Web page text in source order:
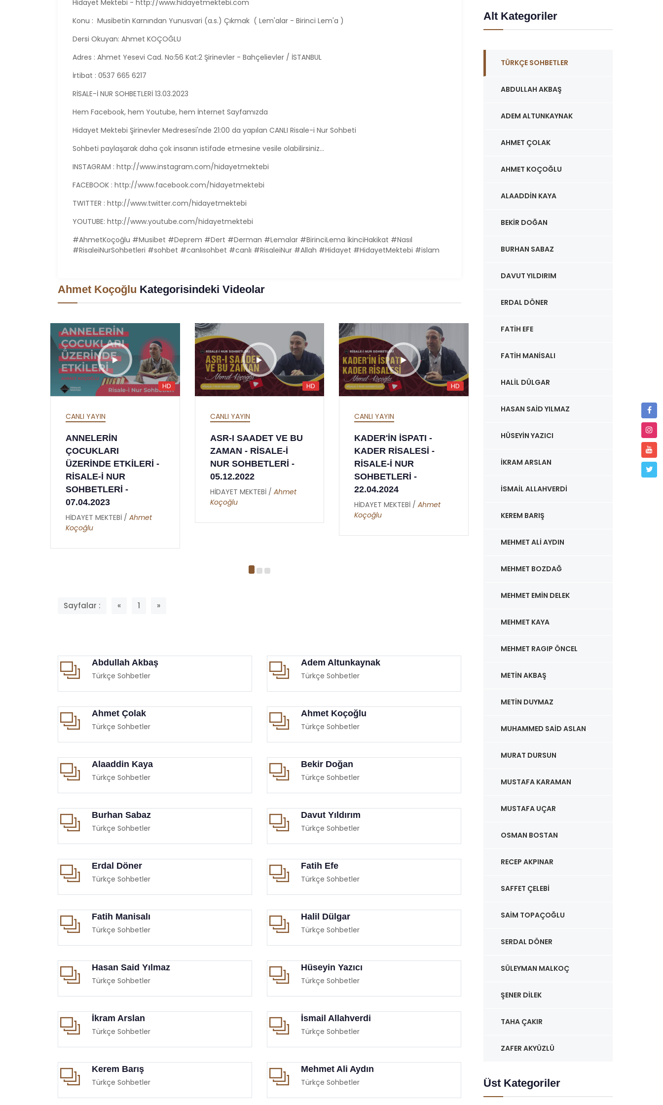
Hidayet Mektebi - http://www.hidayetmektebi.com
Konu : Musibetin Karnından Yunusvari (a.s.) Çıkmak ( Lem'alar - Birinci Lem'a )
Dersi Okuyan: Ahmet KOÇOĞLU
Adres : Ahmet Yesevi Cad. No:56 Kat:2 Şirinevler - Bahçelievler / İSTANBUL
İrtibat : 0537 665 6217
RİSALE-İ NUR SOHBETLERİ 13.03.2023
Hem Facebook, hem Youtube, hem İnternet Sayfamızda
Hidayet Mektebi Şirinevler Medresesi'nde 21:00 da yapılan CANLI Risale-i Nur Sohbeti
Sohbeti paylaşarak daha çok insanın istifade etmesine vesile olabilirsiniz...
INSTAGRAM : http://www.instagram.com/hidayetmektebi
FACEBOOK : http://www.facebook.com/hidayetmektebi
TWITTER : http://www.twitter.com/hidayetmektebi
YOUTUBE: http://www.youtube.com/hidayetmektebi
#AhmetKoçoğlu #Musibet #Deprem #Dert #Derman #Lemalar #BirinciLema İkinciHakikat #Nasıl
#RisaleiNurSohbetleri #sohbet #canlısohbet #canlı #RisaleiNur #Allah #Hidayet #HidayetMektebi #islam
Ahmet Koçoğlu Kategorisindeki Videolar
HD
CANLI YAYIN
ASR-I SAADET VE BU
ZAMAN - RİSALE-İ
NUR SOHBETLERİ -
05.12.2022
HİDAYET MEKTEBİ /
Koçoğlu
HD
CANLI YAYIN
KADER'İN İSPATI -
KADER RİSALESİ -
RİSALE-İ NUR
SOHBETLERİ -
22.04.2024
HİDAYET MEKTEBİ /
HD
CANLI YAYIN
KADERİN HER ŞEYİ
GÜZELDİR, HAYIRDIR.
ONDAN GELEN ŞER
DE HAYIRDIR,
ÇİRKİNLİK DE
GÜZELDİR -02.05.2023
HİDAYET MEKTEBİ /
MUHİTİN VE ORTAMIN
SOHBETLERİ -
HİDAYET MEKTEBİ /Ahmet
Sayfalar : « 1 »
Abdullah Akbaş
Türkçe Sohbetler
Adem Altunkaynak
Türkçe Sohbetler
Ahmet Çolak
Türkçe Sohbetler
Ahmet Koçoğlu
Türkçe Sohbetler
Alaaddin Kaya
Türkçe Sohbetler
Bekir Doğan
Türkçe Sohbetler
Burhan Sabaz
Türkçe Sohbetler
Davut Yıldırım
Türkçe Sohbetler
Erdal Döner
Türkçe Sohbetler
Fatih Efe
Türkçe Sohbetler
Fatih Manisalı
Türkçe Sohbetler
Halil Dülgar
Türkçe Sohbetler
Hasan Said Yılmaz
Türkçe Sohbetler
Hüseyin Yazıcı
Türkçe Sohbetler
İkram Arslan
Türkçe Sohbetler
İsmail Allahverdi
Türkçe Sohbetler
Kerem Barış
Türkçe Sohbetler
Mehmet Ali Aydın
Türkçe Sohbetler
Alt Kategoriler
TÜRKÇE SOHBETLER
ABDULLAH AKBAŞ
ADEM ALTUNKAYNAK
AHMET ÇOLAK
AHMET KOÇOĞLU
ALAADDIN KAYA
BEKIR DOĞAN
BURHAN SABAZ
DAVUT YILDIRIM
ERDAL DÖNER
FATIH EFE
FATIH MANISALI
HALIL DÜLGAR
HASAN SAID YILMAZ
HÜSEYIN YAZICI
İKRAM ARSLAN
İSMAIL ALLAHVERDI
KEREM BARIŞ
MEHMET ALI AYDIN
MEHMET BOZDAĞ
MEHMET EMIN DELEK
MEHMET KAYA
MEHMET RAGIP ÖNCEL
METIN AKBAŞ
METIN DUYMAZ
MUHAMMED SAID ASLAN
MURAT DURSUN
MUSTAFA KARAMAN
MUSTAFA UÇAR
OSMAN BOSTAN
RECEP AKPINAR
SAFFET ÇELEBI
SAIM TOPAÇOĞLU
SERDAL DÖNER
SÜLEYMAN MALKOÇ
ŞENER DILEK
TAHA ÇAKIR
ZAFER AKYÜZLÜ
Üst Kategoriler